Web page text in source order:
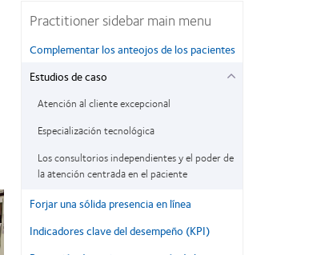
Practitioner sidebar main menu
Complementar los anteojos de los pacientes
Estudios de caso
Atención al cliente excepcional
Especialización tecnológica
Los consultorios independientes y el poder de
la atención centrada en el paciente
Forjar una sólida presencia en línea
Indicadores clave del desempeño (KPI)